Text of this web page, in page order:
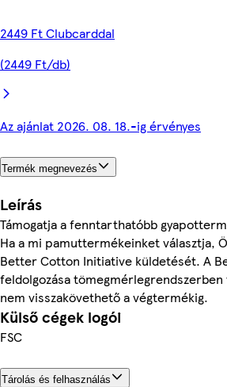
2449 Ft Clubcarddal
(2449 Ft/db)
Az ajánlat 2026. 08. 18.-ig érvényes
Termék megnevezés
Leírás
Támogatja a fenntarthatóbb
Ha a mi pamuttermékeinket választja,
Better Cotton Initiative küldetését. A
feldolgozása
nem visszakövethető a végtermékig.
Külső cégek logói
FSC
Tárolás és felhasználás